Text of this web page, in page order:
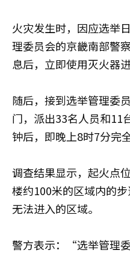
火灾发生时，因应选举
理委员会的京畿南部警
息后，立即使用灭火器
随后，接到选举管理委
门，派出33名人员和11
钟后，即晚上8时7分完
调查结果显示，起火点
楼约100米的区域内的
无法进入的区域。
警方表示：“选举管理